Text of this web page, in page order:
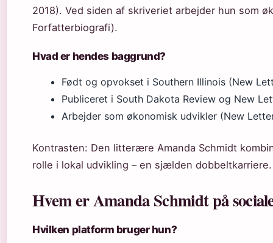
2018). Ved siden af skriveriet arbejder hun som
Forfatterbiografi).
Hvad er hendes baggrund?
Født og opvokset i Southern Illinois (New
Publiceret i South Dakota Review og New
Arbejder som økonomisk udvikler (New
Kontrasten: Den litterære Amanda Schmidt
rolle i lokal udvikling – en sjælden dobbeltkarriere.
Hvem er Amanda Schmidt på
Hvilken platform bruger hun?